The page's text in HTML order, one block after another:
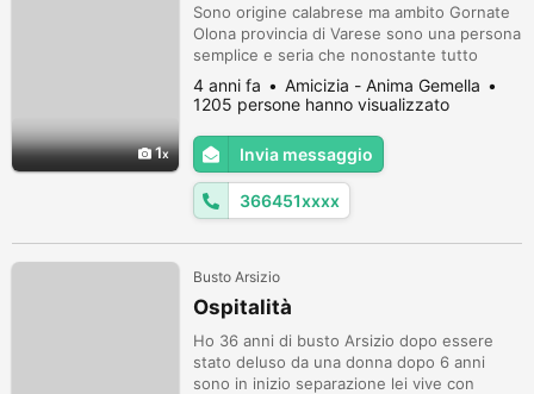
1
Sono origine calabrese ma ambito Gornate
Olona provincia di Varese sono una persona
semplice e seria che nonostante tutto
credo ancora che l'amore sia la casa più
importante è che ci rende felice. Io per mia
sfortuna ho un problema motore ciò anche
un po di proplema linguaggio cioè camino e
palo poco mane e cio una mano che non
funzione Ecco se sette interes...
4 anni fa
Amicizia - Anima Gemella
1205 persone hanno visualizzato
Invia messaggio
366451xxxx
Busto Arsizio
Ospitalità
Ho 36 anni di busto Arsizio dopo essere
stato deluso da una donna dopo 6 anni
sono in inizio separazione lei vive con